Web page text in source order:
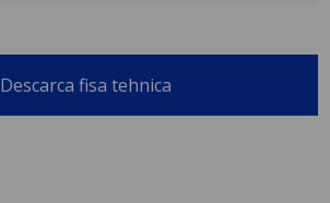
Descarca fisa tehnica